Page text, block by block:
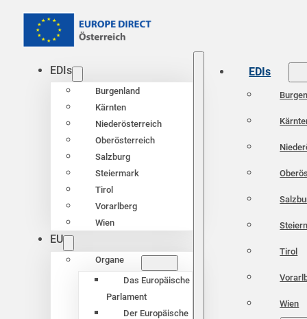
EDIs
Burgenland
Kärnten
Niederösterreich
Oberösterreich
Salzburg
Steiermark
Tirol
Vorarlberg
Wien
EU
Organe
Das Europäische
Parlament
Der Europäische
EDIs
Tirol
Wien